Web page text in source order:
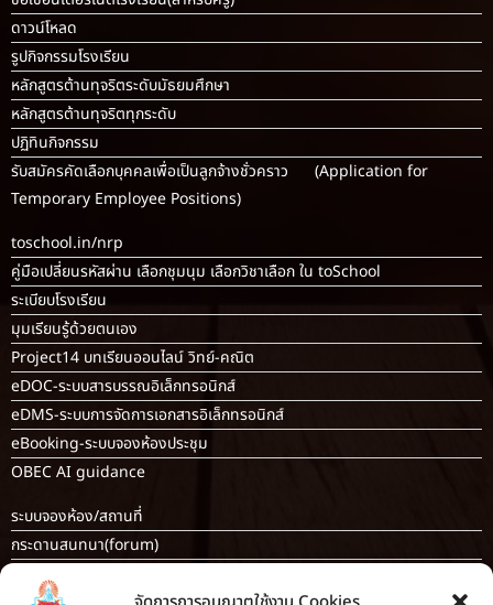
ดาวน์โหลด
รูปกิจกรรมโรงเรียน
หลักสูตรต้านทุจริตระดับมัธยมศึกษา
หลักสูตรต้านทุจริตทุกระดับ
ปฏิทินกิจกรรม
รับสมัครคัดเลือกบุคคลเพื่อเป็นลูกจ้างชั่วคราว (Application for
Temporary Employee Positions)
toschool.in/nrp
คู่มือเปลี่ยนรหัสผ่าน เลือกชุมนุม เลือกวิชาเลือก ใน toSchool
ระเบียบโรงเรียน
มุมเรียนรู้ด้วยตนเอง
Project14 บทเรียนออนไลน์ วิทย์-คณิต
eDOC-ระบบสารบรรณอิเล็กทรอนิกส์
eDMS-ระบบการจัดการเอกสารอิเล็กทรอนิกส์
eBooking-ระบบจองห้องประชุม
OBEC AI guidance
ระบบจองห้อง/สถานที่
กระดานสนทนา(forum)